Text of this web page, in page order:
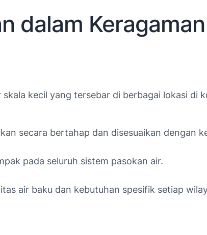
dalam Keragaman
kecil yang tersebar di berbagai lokasi di
secara bertahap dan disesuaikan dengan
pada seluruh sistem pasokan air.
air baku dan kebutuhan spesifik setiap